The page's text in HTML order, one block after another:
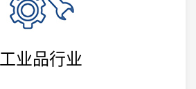
工业品行业